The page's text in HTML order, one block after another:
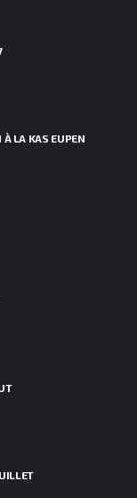
À LA KAS EUPEN